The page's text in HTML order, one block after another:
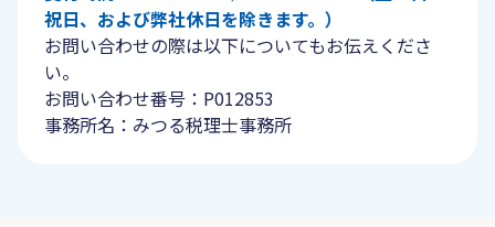
祝日、および弊社休日を除きます。）
お問い合わせの際は以下についてもお伝えくださ
い。
お問い合わせ番号：P012853
事務所名：みつる税理士事務所